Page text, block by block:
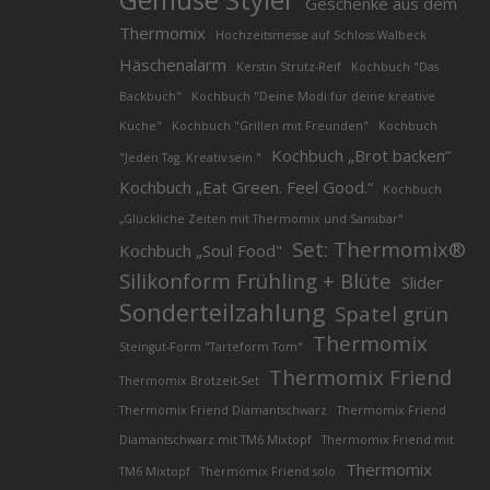
Thermomix
Hochzeitsmesse auf Schloss Walbeck
Häschenalarm Kerstin Strutz-Reif
Kochbuch "Das
Backbuch"
Kochbuch "Deine Modi für deine kreative
Küche"
Kochbuch "Grillen mit Freunden" Kochbuch
"Jeden Tag. Kreativ sein."
Kochbuch „Brot backen“
Kochbuch „Eat Green. Feel Good.“
Kochbuch
„Glückliche Zeiten mit Thermomix und Sansibar"
Kochbuch „Soul Food" Set: Thermomix®
Silikonform Frühling + Blüte Slider
Sonderteilzahlung Spatel grün
Steingut-Form "Tarteform Tom" Thermomix
Thermomix Brotzeit-Set Thermomix Friend
Thermomix Friend Diamantschwarz
Thermomix Friend
Diamantschwarz mit TM6 Mixtopf
Thermomix Friend mit
TM6 Mixtopf Thermomix Friend solo Thermomix